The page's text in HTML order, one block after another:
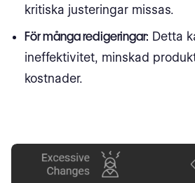
kritiska justeringar missas.
För många redigeringar: Detta
ineffektivitet, minskad
kostnader.